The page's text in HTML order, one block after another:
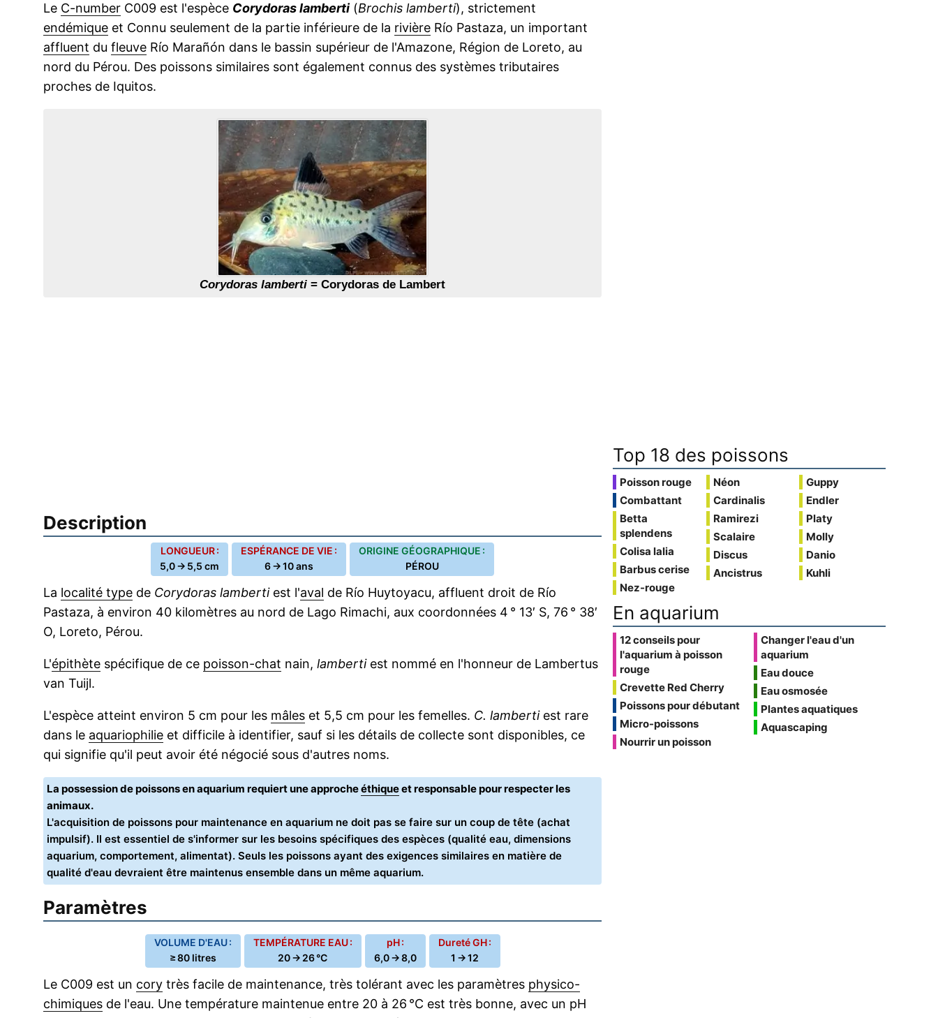
Le C-number C009 est l'espèce Corydoras lamberti (Brochis lamberti), strictement
endémique et Connu seulement de la partie inférieure de la rivière Río Pastaza, un important
affluent du fleuve Río Marañón dans le bassin supérieur de l'Amazone, Région de Loreto, au
nord du Pérou. Des poissons similaires sont également connus des systèmes tributaires
proches de Iquitos.
Corydoras lamberti = Corydoras de Lambert
Description
LONGUEUR :
5,0 → 5,5 cm
ESPÉRANCE DE VIE :
6 → 10 ans
ORIGINE GÉOGRAPHIQUE :
PÉROU
La localité type de Corydoras lambertiest l'aval de Río Huytoyacu, affluent droit de Río
Pastaza, à environ 40 kilomètres au nord de Lago Rimachi, aux coordonnées 4 ° 13′ S, 76 ° 38′
O, Loreto, Pérou.
L'épithète spécifique de ce poisson-chat nain, lambertiest nommé en l'honneur de Lambertus
van Tuijl.
L'espèce atteint environ 5 cm pour les mâles et 5,5 cm pour les femelles. C. lambertiest rare
dans le aquariophilie et difficile à identifier, sauf si les détails de collecte sont disponibles, ce
qui signifie qu'il peut avoir été négocié sous d'autres noms.
La possession de poissons en aquarium requiert une approcheéthiqueet responsable pour respecter les
animaux.
L'acquisition de poissons pour maintenance en aquarium ne doit pas se faire sur un coup de tête (achat
impulsif). Il est essentiel de s'informer sur les besoins spécifiques des espèces (qualité eau, dimensions
aquarium, comportement, alimentat). Seuls les poissons ayant des exigences similaires en matière de
qualité d'eau devraient être maintenus ensemble dans un même aquarium.
Paramètres
VOLUME D'EAU :
≥ 80 litres
TEMPÉRATURE EAU :
20 → 26 °C
pH :
6,0 → 8,0
Dureté GH :
1 → 12
Le C009 est un cory très facile de maintenance, très tolérant avec les paramètres physico-
chimiques de l'eau. Une température maintenue entre 20 à 26 °C est très bonne, avec un pH
Top 18 des poissons
Poisson rouge
Combattant
Betta
splendens
Colisa lalia
Barbus cerise
Nez-rouge
Néon
Cardinalis
Ramirezi
Scalaire
Discus
Ancistrus
Guppy
Endler
Platy
Molly
Danio
Kuhli
En aquarium
12 conseils pour
l'aquarium à poisson
rouge
Crevette Red Cherry
Poissons pour débutant
Micro-poissons
Nourrir un poisson
Changer l'eau d'un
aquarium
Eau douce
Eau osmosée
Plantes aquatiques
Aquascaping